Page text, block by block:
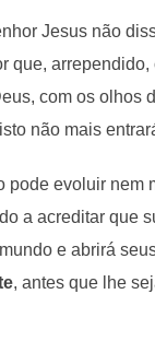
Jesus não
que,
com os olhos
não mais
pode evoluir
a acreditar que
e abrirá
, antes que lhe